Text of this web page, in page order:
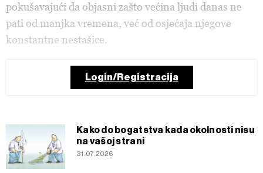
pokušavajući da objasni zašto većina ljudi danas ne
pati od manjka vremena, već od osjećaja njegove
konstantne nestašice.
Login/Registracija
Kako do bogatstva kada okolnosti nisu
na vašoj strani
31.07.2026